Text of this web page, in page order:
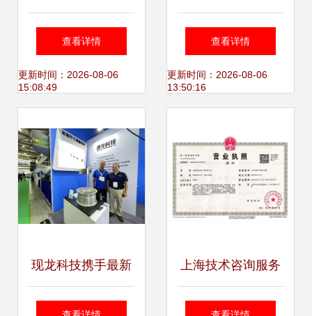
疗技术上海师范大
学心理系.ppt
查看详情
更新时间：2026-08-06
15:08:49
处理服务*资质
查看详情
更新时间：2026-08-06
13:50:16
现龙科技携手最新
研究成果,喜祝
上海技术咨询服务
的崛起与价值